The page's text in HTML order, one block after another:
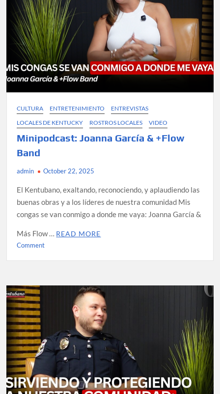
CULTURA ENTRETENIMIENTO
ENTREVISTAS
LOCALES DE KENTUCKY
ROSTROS LOCALES VIDEO
Minipodcast: Joanna García & +Flow
Band
admin October 22, 2025
El Kentubano, exaltando, reconociendo, y aplaudiendo las
buenas obras y a los líderes de nuestra comunidad Mis
congas se van conmigo a donde me vaya: Joanna García &
Más Flow … READ MORE
Commenton
&